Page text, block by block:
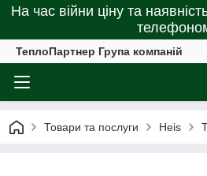
На час війни ціну та
ТеплоПартнер Група компаній
Товари та послуги Heis